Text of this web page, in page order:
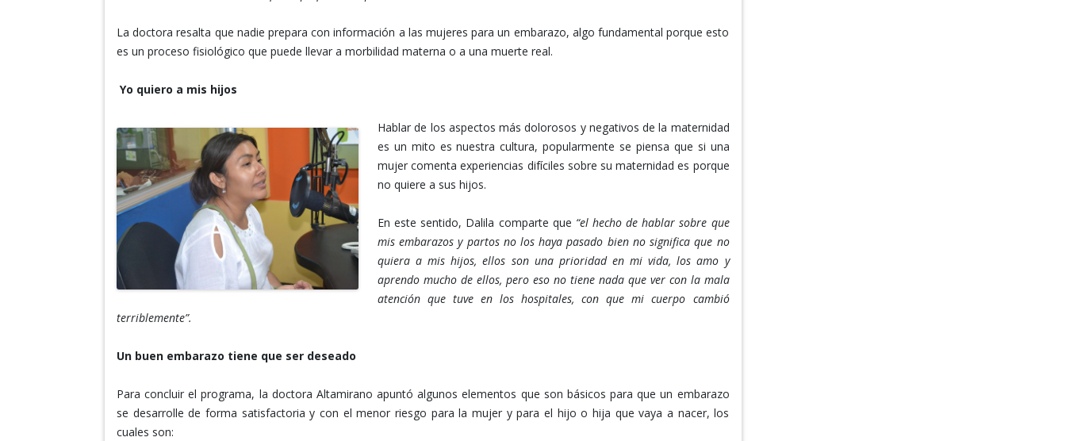
La doctora resalta que nadie prepara con información a las mujeres para un embarazo, algo fundamental porque esto
es un proceso fisiológico que puede llevar a morbilidad materna o a una muerte real.
Yo quiero a mis hijos
Hablar de los aspectos más dolorosos y negativos de la maternidad
es un mito es nuestra cultura, popularmente se piensa que si una
mujer comenta experiencias difíciles sobre su maternidad es porque
no quiere a sus hijos.
En este sentido, Dalila comparte que “el hecho de hablar sobre que
mis embarazos y partos no los haya pasado bien no significa que no
quiera a mis hijos, ellos son una prioridad en mi vida, los amo y
aprendo mucho de ellos, pero eso no tiene nada que ver con la mala
atención que tuve en los hospitales, con que mi cuerpo cambió
terriblemente”.
Un buen embarazo tiene que ser deseado
Para concluir el programa, la doctora Altamirano apuntó algunos elementos que son básicos para que un embarazo
se desarrolle de forma satisfactoria y con el menor riesgo para la mujer y para el hijo o hija que vaya a nacer, los
cuales son: